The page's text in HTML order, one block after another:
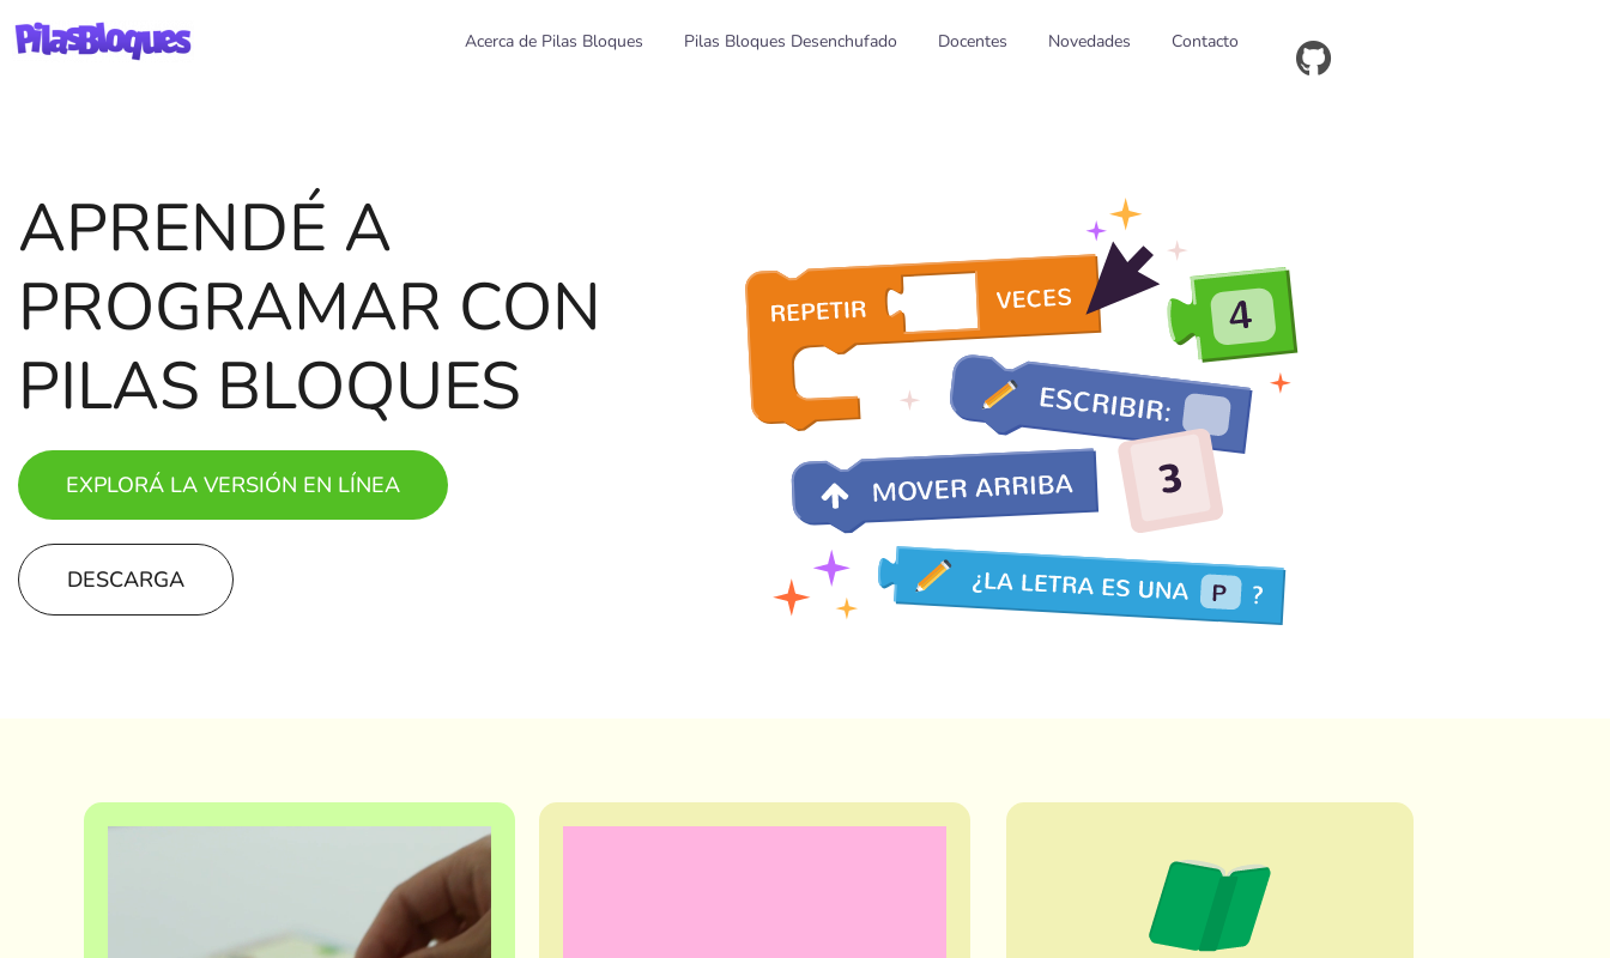
Acerca de Pilas Bloques Pilas Bloques Desenchufado Docentes Novedades Contacto
Ver código fuente
PilasBloques
APRENDÉ A
PROGRAMAR CON
PILAS BLOQUES
EXPLORÁ LA VERSIÓN EN LÍNEA
DESCARGA